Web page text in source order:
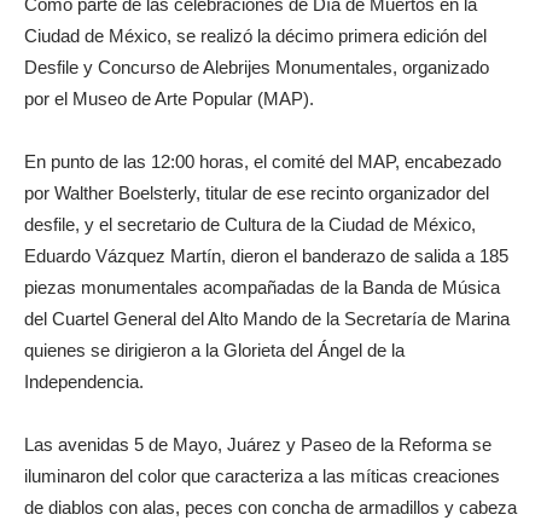
Como parte de las celebraciones de Día de Muertos en la
Ciudad de México, se realizó la décimo primera edición del
Desfile y Concurso de Alebrijes Monumentales, organizado
por el Museo de Arte Popular (MAP).
En punto de las 12:00 horas, el comité del MAP, encabezado
por Walther Boelsterly, titular de ese recinto organizador del
desfile, y el secretario de Cultura de la Ciudad de México,
Eduardo Vázquez Martín, dieron el banderazo de salida a 185
piezas monumentales acompañadas de la Banda de Música
del Cuartel General del Alto Mando de la Secretaría de Marina
quienes se dirigieron a la Glorieta del Ángel de la
Independencia.
Las avenidas 5 de Mayo, Juárez y Paseo de la Reforma se
iluminaron del color que caracteriza a las míticas creaciones
de diablos con alas, peces con concha de armadillos y cabeza